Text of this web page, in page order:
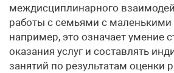
междисциплинарного
работы с семьями c маленькими
например, это означает умение
оказания услуг и составлять
занятий по результатам оценки